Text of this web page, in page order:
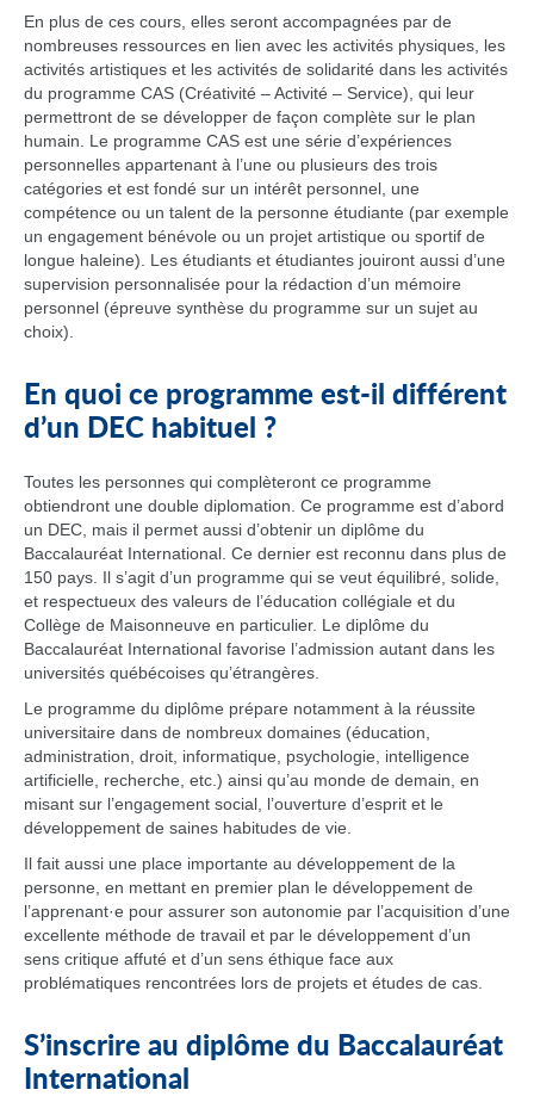
En plus de ces cours, elles seront accompagnées par de
nombreuses ressources en lien avec les activités physiques, les
activités artistiques et les activités de solidarité dans les activités
du programme CAS (Créativité – Activité – Service), qui leur
permettront de se développer de façon complète sur le plan
humain. Le programme CAS est une série d’expériences
personnelles appartenant à l’une ou plusieurs des trois
catégories et est fondé sur un intérêt personnel, une
compétence ou un talent de la personne étudiante (par exemple
un engagement bénévole ou un projet artistique ou sportif de
longue haleine). Les étudiants et étudiantes jouiront aussi d’une
supervision personnalisée pour la rédaction d’un mémoire
personnel (épreuve synthèse du programme sur un sujet au
choix).
En quoi ce programme est-il différent
d’un DEC habituel ?
Toutes les personnes qui complèteront ce programme
obtiendront une double diplomation. Ce programme est d’abord
un DEC, mais il permet aussi d’obtenir un diplôme du
Baccalauréat International. Ce dernier est reconnu dans plus de
150 pays. Il s’agit d’un programme qui se veut équilibré, solide,
et respectueux des valeurs de l’éducation collégiale et du
Collège de Maisonneuve en particulier. Le diplôme du
Baccalauréat International favorise l’admission autant dans les
universités québécoises qu’étrangères.
Le programme du diplôme prépare notamment à la réussite
universitaire dans de nombreux domaines (éducation,
administration, droit, informatique, psychologie, intelligence
artificielle, recherche, etc.) ainsi qu’au monde de demain, en
misant sur l’engagement social, l’ouverture d’esprit et le
développement de saines habitudes de vie.
Il fait aussi une place importante au développement de la
personne, en mettant en premier plan le développement de
l’apprenant·e pour assurer son autonomie par l’acquisition d’une
excellente méthode de travail et par le développement d’un
sens critique affuté et d’un sens éthique face aux
problématiques rencontrées lors de projets et études de cas.
S’inscrire au diplôme du Baccalauréat
International